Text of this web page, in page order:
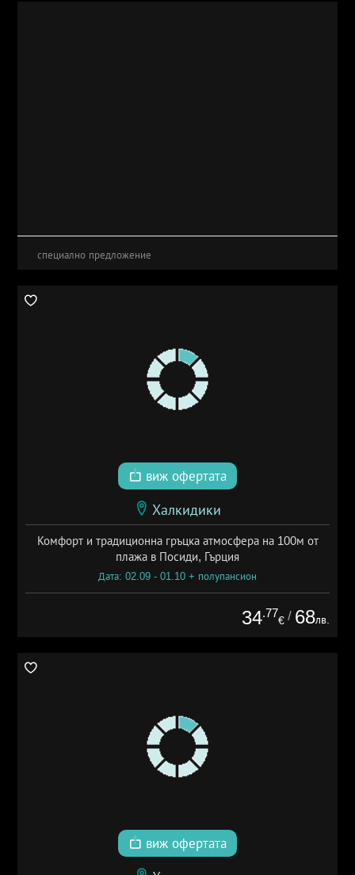
специално предложение
виж офертата
Халкидики
Комфорт и традиционна гръцка атмосфера на 100м от
плажа в Посиди, Гърция
Дата: 02.09 - 01.10 + полупансион
34.77
€ / 68лв.
виж офертата